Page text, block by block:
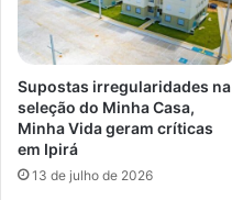
Supostas irregularidades na
seleção do Minha Casa,
Minha Vida geram críticas
em Ipirá
13 de julho de 2026